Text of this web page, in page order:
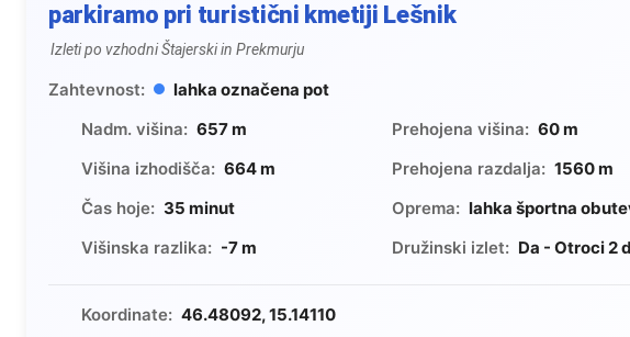
parkiramo pri turistični kmetiji Lešnik
Izleti po vzhodni Štajerski in Prekmurju
Zahtevnost:
lahka označena pot
Nadm. višina: 657 m
Višina izhodišča: 664 m
Čas hoje: 35 minut
Višinska razlika: -7 m
Prehojena višina: 60 m
Prehojena razdalja: 1560 m
Oprema: lahka športna
Družinski izlet: Da - Otroci 2
Koordinate: 46.48092, 15.14110